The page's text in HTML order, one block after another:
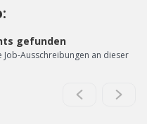
gefunden
Job-Ausschreibungen an dieser